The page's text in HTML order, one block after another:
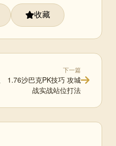
收藏
下一篇
1.76沙巴克PK技巧 攻城
战实战站位打法